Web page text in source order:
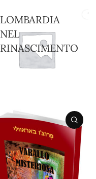
LOMBARDIA
NEL
RINASCIMENTO
1